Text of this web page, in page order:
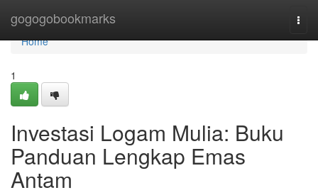
gogogobookmarks
Home
Home
1
Investasi Logam Mulia: Buku
Panduan Lengkap Emas
Antam